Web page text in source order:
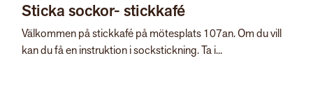
Sticka sockor- stickkafé
Välkommen på stickkafé på mötesplats 107an. Om du vill
kan du få en instruktion i sockstickning. Ta i...